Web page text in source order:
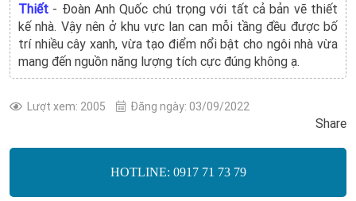
Thiết - Đoàn Anh Quốc chú trọng với tất cả bản vẽ thiết
kế nhà. Vậy nên ở khu vực lan can mỗi tầng đều được bố
trí nhiều cây xanh, vừa tạo điểm nổi bật cho ngôi nhà vừa
mang đến nguồn năng lượng tích cực đúng không ạ.
Lượt xem: 2005 Đăng ngày: 03/09/2022
Share
HOTLINE: 0917 71 73 79